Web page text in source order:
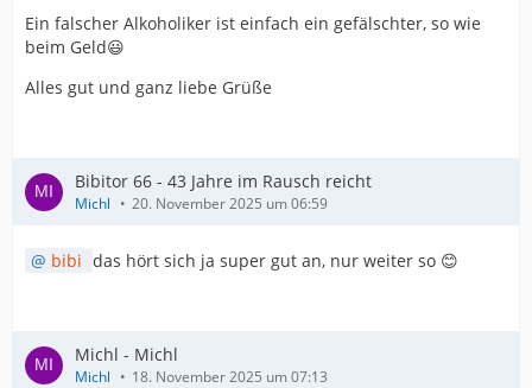
Ein falscher Alkoholiker ist einfach ein gefälschter, so wie
beim Geld😃
Alles gut und ganz liebe Grüße
Bibitor 66 - 43 Jahre im Rausch reicht
Michl 20. November 2025 um 06:59
bibi das hört sich ja super gut an, nur weiter so 😊
Michl - Michl
Michl 18. November 2025 um 07:13